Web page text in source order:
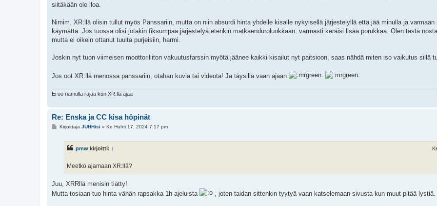
siitäkään ole iloa.
Nimim. XR:llä olisin tullut myös Panssariin, mutta on niin absurdi hinta yhdelle kisalle nykyisellä järjestelyllä että jää minulla ja varmaan
käymättä. Jos tuossa olisi jotakin fiksumpaa järjestelyä etenkin matkaenduroluokkaan, varmasti keräisi lisää porukkaa. Olen tästä
mutta ei oikein ottanut tuulta purjeisiin, harmi.
Joskin nyt tuon viimeisen moottoriliiton vakuutusfarssin myötä jäänee kaikki kisailut nyt paitsioon, saas nähdä miten iso vaikutus sillä
Jos oot XR:llä menossa panssariin, otahan kuvia tai videota! Ja täysillä vaan ajaan
Ei oo riamulla rajaa kun XR:llä ajaa
Re: Enska ja CC kisa höpinät
VKirjoittaja JUHHisi » Ke Huhti 17, 2024 7:17 pm
pmw kirjoitti: ↑
Meetkö ajamaan XR:llä?
Juu, XRRllä menisin tiätty!
Mutta tosiaan tuo hinta vähän rapsakka 1h ajeluista
, joten taidan sittenkin tyytyä vaan katselemaan sivusta kun muut pitää lystiä.